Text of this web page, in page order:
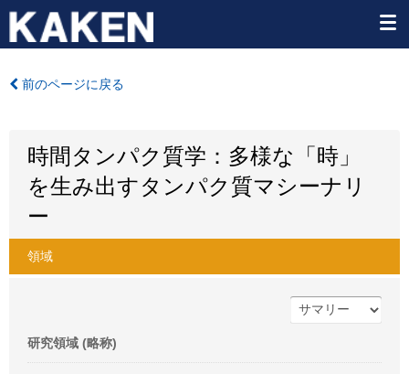
前のページに戻る
時間タンパク質学：多様な「時」
を生み出すタンパク質マシーナリ
ー
領域
研究領域 (略称)